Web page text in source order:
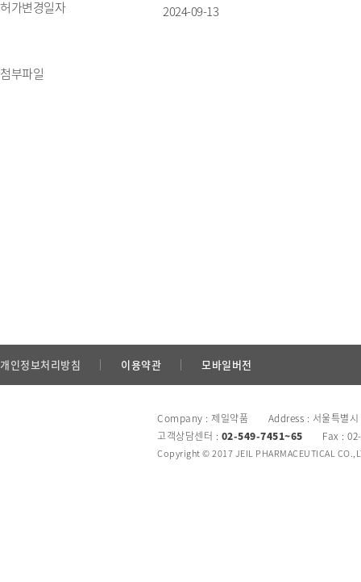
허가변경일자 2024-09-13
첨부파일
개인정보처리방침 이용약관 모바일버전
Company : 제일약품 Address : 서울특별시
고객상담센터 : 02-549-7451~65 Fax :
Copyright © 2017 JEIL PHARMACEUTICAL